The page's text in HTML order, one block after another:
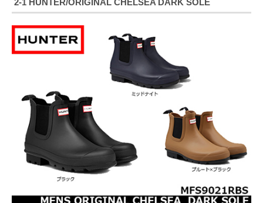
2-1 HUNTER/ORIGINAL CHELSEA DARK SOLE